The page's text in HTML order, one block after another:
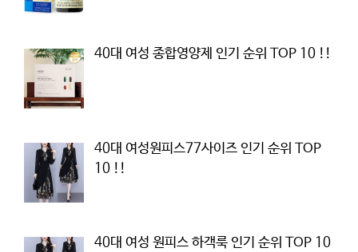
40대 여성 종합영양제 인기 순위 TOP 10 !!
40대 여성원피스77사이즈 인기 순위 TOP
10 !!
40대 여성 원피스 하객룩 인기 순위 TOP 10